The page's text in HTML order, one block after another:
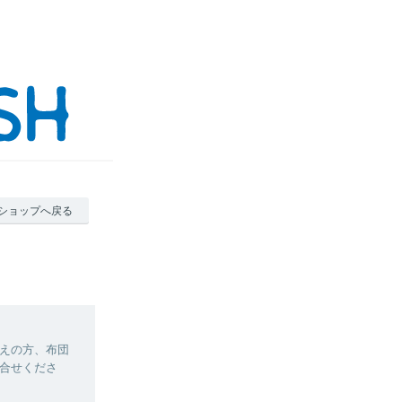
ョップへ戻る
の方、布団
せくださ